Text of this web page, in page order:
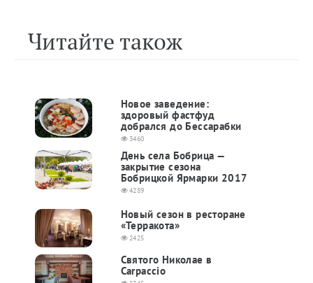
Читайте також
Новое заведение:
здоровый фастфуд
добрался до Бессарабки
3460
День села Бобрица —
закрытие сезона
Бобрицкой Ярмарки 2017
4289
Новый сезон в ресторане
«Терракота»
2425
Святого Николае в
Carpaccio